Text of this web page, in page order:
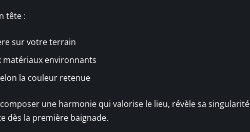
tête :
sur votre terrain
matériaux environnants
la couleur retenue
une harmonie qui valorise le lieu, révèle sa singularité
dès la première baignade.